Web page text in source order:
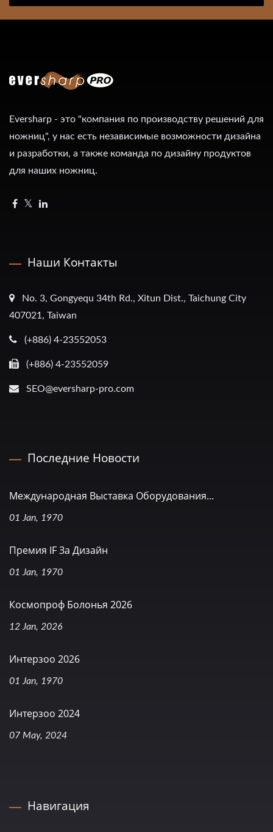
Eversharp - это "компания по производству решений для
ножниц", у нас есть независимые возможности дизайна
и разработки, а также команда по дизайну продуктов
для наших ножниц.
Наши Контакты
No. 3, Gongyequ 34th Rd., Xitun Dist., Taichung City
407021, Taiwan
(+886) 4-23552053
(+886) 4-23552059
SEO@eversharp-pro.com
Последние Новости
Международная Выставка Оборудования...
01 Jan, 1970
Премия IF За Дизайн
01 Jan, 1970
Космопроф Болонья 2026
12 Jan, 2026
Интерзоо 2026
01 Jan, 1970
Интерзоо 2024
07 May, 2024
Навигация